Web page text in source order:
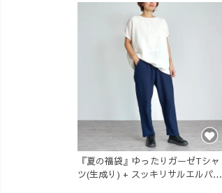
『夏の福袋』ゆったりガーゼTシャ
ツ(生成り) + スッキリサルエルパン